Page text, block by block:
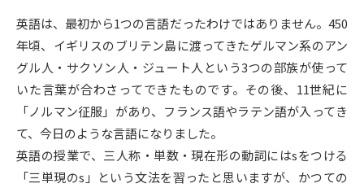
高等学校（情報）教員資格認定
試験
大学研究 大学検索
大学で学べる内容や特徴を調べる
英語は、最初から1つの言語だったわけではありません。450
年頃、イギリスのブリテン島に渡ってきたゲルマン系のアン
グル人・サクソン人・ジュート人という3つの部族が使って
いた言葉が合わさってできたものです。その後、11世紀に
「ノルマン征服」があり、フランス語やラテン語が入ってき
て、今日のような言語になりました。
英語の授業で、三人称・単数・現在形の動詞にはsをつける
「三単現のs」という文法を習ったと思いますが、かつての